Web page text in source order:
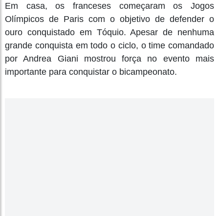
Em casa, os franceses começaram os Jogos
Olímpicos de Paris com o objetivo de defender o
ouro conquistado em Tóquio. Apesar de nenhuma
grande conquista em todo o ciclo, o time comandado
por Andrea Giani mostrou força no evento mais
importante para conquistar o bicampeonato.